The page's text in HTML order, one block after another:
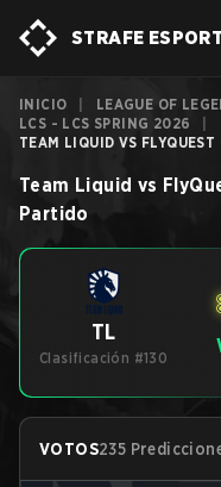
STRAFE
INICIO LEAGUE OF
LCS - LCS SPRING 2026
TEAM LIQUID VS
Team Liquid vs
Partido
TL
Clasificación #130
VOTOS235